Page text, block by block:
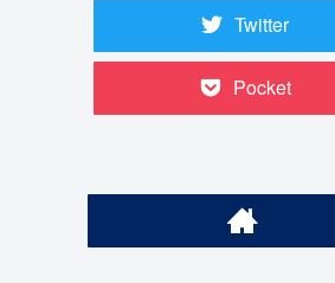
Twitter
Pocket